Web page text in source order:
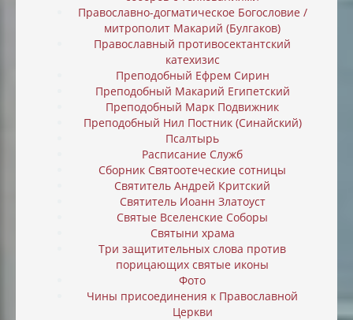
Православно-догматическое Богословие /
митрополит Макарий (Булгаков)
Православный противосектантский
катехизис
Преподобный Ефрем Сирин
Преподобный Макарий Египетский
Преподобный Марк Подвижник
Преподобный Нил Постник (Синайский)
Псалтырь
Расписание Служб
Сборник Святоотеческие сотницы
Святитель Андрей Критский
Святитель Иоанн Златоуст
Святые Вселенские Соборы
Святыни храма
Три защитительных слова против
порицающих святые иконы
Фото
Чины присоединения к Православной
Церкви